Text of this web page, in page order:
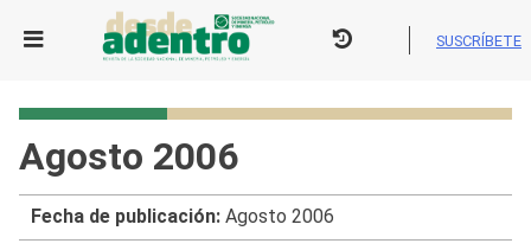
SUSCRÍBETE
Agosto 2006
Fecha de publicación:Agosto 2006